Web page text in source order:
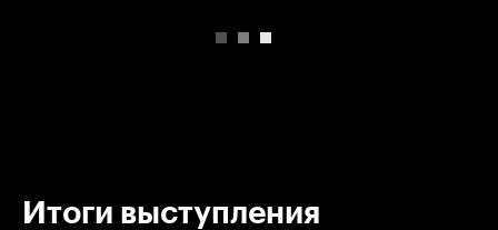
Итоги выступления